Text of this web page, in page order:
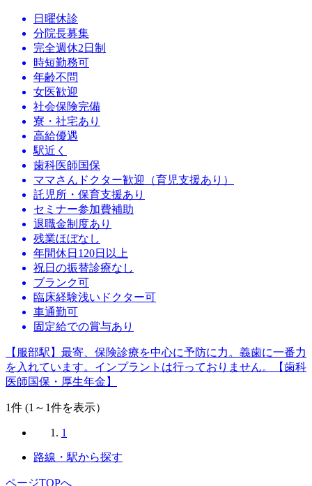
日曜休診
分院長募集
完全週休2日制
時短勤務可
年齢不問
女医歓迎
社会保険完備
寮・社宅あり
高給優遇
駅近く
歯科医師国保
ママさんドクター歓迎（育児支援あり）
託児所・保育支援あり
セミナー参加費補助
退職金制度あり
残業ほぼなし
年間休日120日以上
祝日の振替診療なし
ブランク可
臨床経験浅いドクター可
車通勤可
固定給での賞与あり
【服部駅】最寄、保険診療を中心に予防に力。義歯に一番力
を入れています。インプラントは行っておりません。【歯科
医師国保・厚生年金】
1件 (1～1件を表示）
1
路線・駅から探す
ページTOPへ